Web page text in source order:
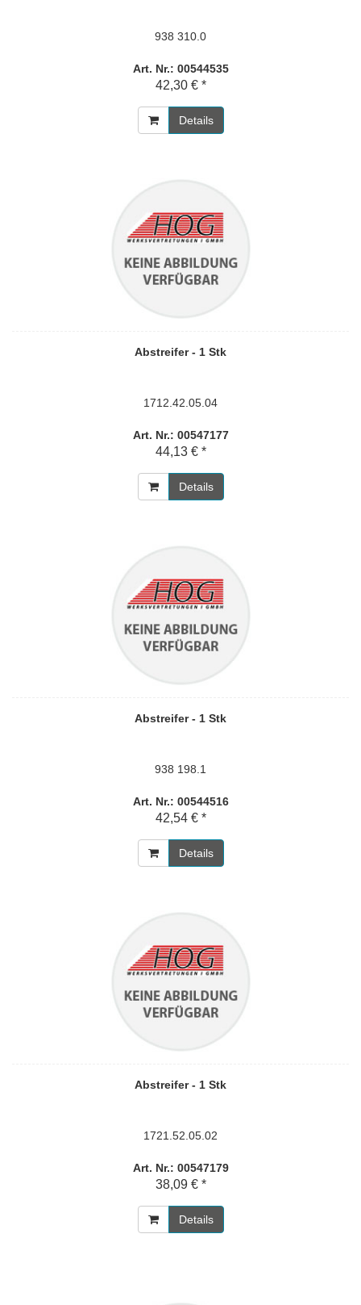
938 310.0
Art. Nr.: 00544535
42,30 € *
Details
Abstreifer - 1 Stk
1712.42.05.04
Art. Nr.: 00547177
44,13 € *
Details
Abstreifer - 1 Stk
938 198.1
Art. Nr.: 00544516
42,54 € *
Details
Abstreifer - 1 Stk
1721.52.05.02
Art. Nr.: 00547179
38,09 € *
Details